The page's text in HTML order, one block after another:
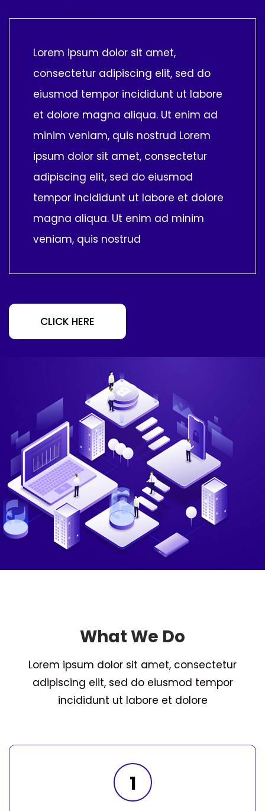
Lorem ipsum dolor sit amet,
consectetur adipiscing elit, sed do
eiusmod tempor incididunt ut labore
et dolore magna aliqua. Ut enim ad
minim veniam, quis nostrud Lorem
ipsum dolor sit amet, consectetur
adipiscing elit, sed do eiusmod
tempor incididunt ut labore et dolore
magna aliqua. Ut enim ad minim
veniam, quis nostrud
CLICK HERE
What We Do
Lorem ipsum dolor sit amet, consectetur
adipiscing elit, sed do eiusmod tempor
incididunt ut labore et dolore
1